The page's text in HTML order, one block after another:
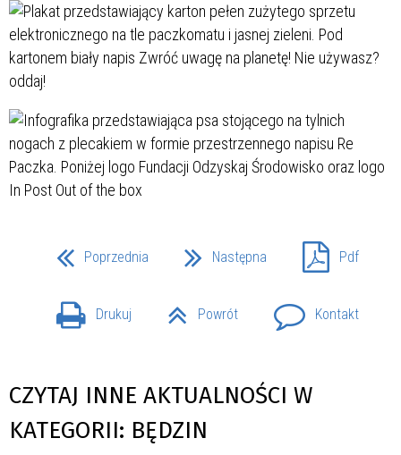
Poprzednia Następna Pdf
Drukuj Powrót Kontakt
CZYTAJ INNE AKTUALNOŚCI W
KATEGORII: BĘDZIN